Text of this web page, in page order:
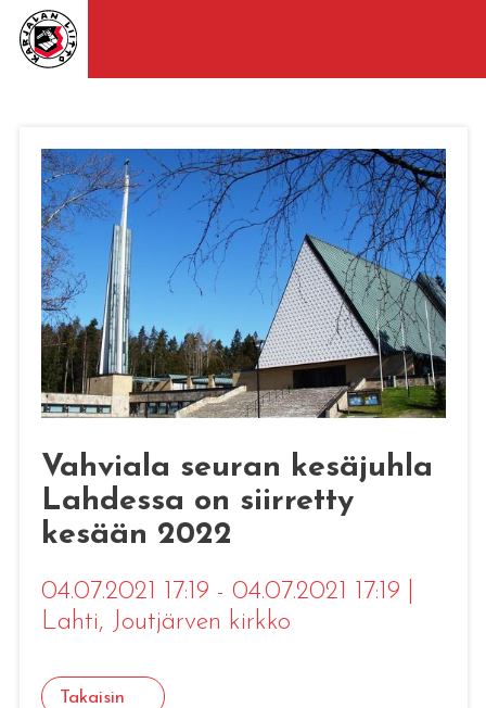
Vahviala seuran kesäjuhla
Lahdessa on siirretty
kesään 2022
04.07.2021 17:19 - 04.07.2021 17:19
Lahti, Joutjärven kirkko
Takaisin